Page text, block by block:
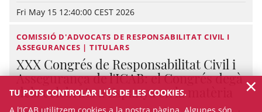
Fri May 15 12:40:00 CEST 2026
COMISSIÓ D'ADVOCATS DE RESPONSABILITAT CIVIL I
ASSEGURANCES | TITULARS
XXX Congrés de Responsabilitat Civil i
Assegurança de l'ICAB: el Congrés degà
dels celebrats a Espanya en la matèria
TU POTS CONTROLAR L'ÚS DE LES COOKIES.
×